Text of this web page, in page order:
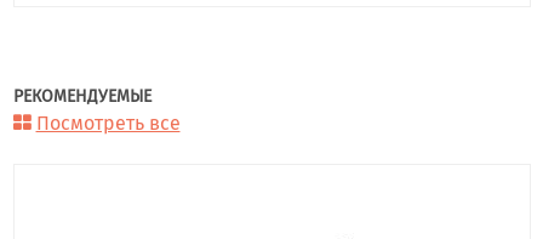
РЕКОМЕНДУЕМЫЕ
Посмотреть все